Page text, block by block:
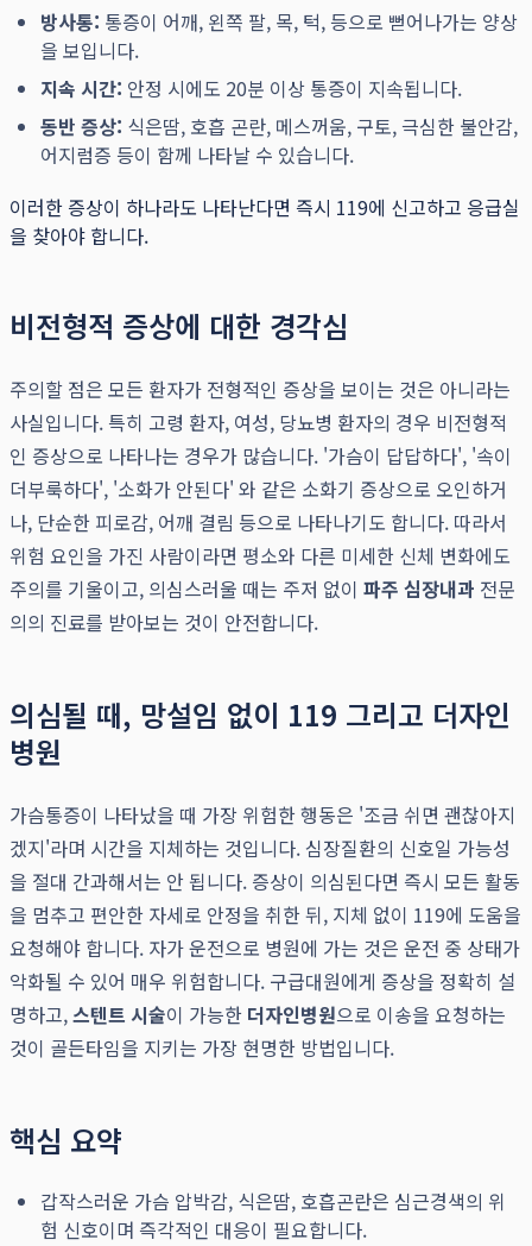
방사통: 통증이 어깨, 왼쪽 팔, 목, 턱, 등으로 뻗어나가는 양상
을 보입니다.
지속 시간: 안정 시에도 20분 이상 통증이 지속됩니다.
동반 증상: 식은땀, 호흡 곤란, 메스꺼움, 구토, 극심한 불안감,
어지럼증 등이 함께 나타날 수 있습니다.
이러한 증상이 하나라도 나타난다면 즉시 119에 신고하고 응급실
을 찾아야 합니다.
비전형적 증상에 대한 경각심
주의할 점은 모든 환자가 전형적인 증상을 보이는 것은 아니라는
사실입니다. 특히 고령 환자, 여성, 당뇨병 환자의 경우 비전형적
인 증상으로 나타나는 경우가 많습니다. '가슴이 답답하다', '속이
더부룩하다', '소화가 안된다' 와 같은 소화기 증상으로 오인하거
나, 단순한 피로감, 어깨 결림 등으로 나타나기도 합니다. 따라서
위험 요인을 가진 사람이라면 평소와 다른 미세한 신체 변화에도
주의를 기울이고, 의심스러울 때는 주저 없이 파주 심장내과 전문
의의 진료를 받아보는 것이 안전합니다.
의심될 때, 망설임 없이 119 그리고 더자인
병원
가슴통증이 나타났을 때 가장 위험한 행동은 '조금 쉬면 괜찮아지
겠지'라며 시간을 지체하는 것입니다. 심장질환의 신호일 가능성
을 절대 간과해서는 안 됩니다. 증상이 의심된다면 즉시 모든 활동
을 멈추고 편안한 자세로 안정을 취한 뒤, 지체 없이 119에 도움을
요청해야 합니다. 자가 운전으로 병원에 가는 것은 운전 중 상태가
악화될 수 있어 매우 위험합니다. 구급대원에게 증상을 정확히 설
명하고,스텐트 시술이 가능한 더자인병원으로 이송을 요청하는
것이 골든타임을 지키는 가장 현명한 방법입니다.
핵심 요약
갑작스러운 가슴 압박감, 식은땀, 호흡곤란은 심근경색의 위
험 신호이며 즉각적인 대응이 필요합니다.